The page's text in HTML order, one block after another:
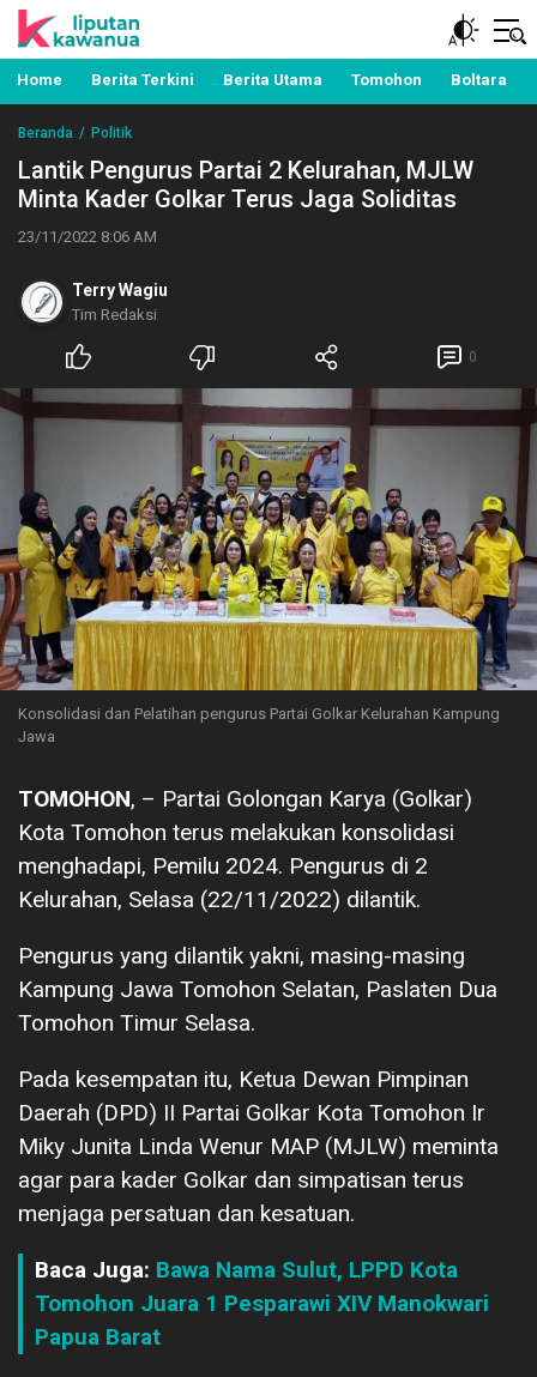
Liputan Kawanua
Berita Manado, Sulawesi Utara, Kawanua, Politik,
Pemerintahan, Hukum Kriminal dan Nasional
Home Berita Terkini Berita Utama Tomohon Boltara
Beranda Politik
Lantik Pengurus Partai 2 Kelurahan, MJLW
Minta Kader Golkar Terus Jaga Soliditas
23/11/2022 8:06 AM
Terry Wagiu
Tim Redaksi
0
Konsolidasi dan Pelatihan pengurus Partai Golkar Kelurahan Kampung
Jawa
TOMOHON, – Partai Golongan Karya (Golkar)
Kota Tomohon terus melakukan konsolidasi
menghadapi, Pemilu 2024. Pengurus di 2
Kelurahan, Selasa (22/11/2022) dilantik.
Pengurus yang dilantik yakni, masing-masing
Kampung Jawa Tomohon Selatan, Paslaten Dua
Tomohon Timur Selasa.
Pada kesempatan itu, Ketua Dewan Pimpinan
Daerah (DPD) II Partai Golkar Kota Tomohon Ir
Miky Junita Linda Wenur MAP (MJLW) meminta
agar para kader Golkar dan simpatisan terus
menjaga persatuan dan kesatuan.
Baca Juga: Bawa Nama Sulut, LPPD Kota
Tomohon Juara 1 Pesparawi XIV Manokwari
Papua Barat